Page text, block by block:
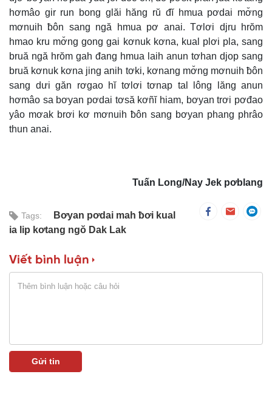
hơmâo gir run bong glăi hăng rŭ đĭ hmua pơdai mơ̆ng
mơnuih ƀôn sang ngă hmua pơ anai. Tơlơi djru hrŏm
hmao kru mơ̆ng gong gai kơnuk kơna, kual plơi pla, sang
bruă ngă hrŏm gah đang hmua laih anun tơhan djop sang
bruă kơnuk kơna jing anih tơki, kơnang mơ̆ng mơnuih ƀôn
sang dưi găn rơgao hĭ tơlơi tơnap tal lông lăng anun
hơmâo sa bơyan pơdai tơsă kơñĭ hiam, bơyan trơi pơđao
yâo mơak brơi kơ mơnuih ƀôn sang bơyan phang phrâo
thun anai.
Tuấn Long/Nay Jek pơblang
Tags:
Bơyan pơdai mah ƀơi kual
ia lip kơtang ngŏ Dak Lak
Viết bình luận